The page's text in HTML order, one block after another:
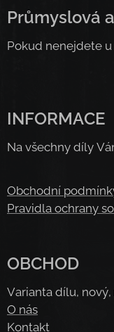
Průmyslová
Pokud nenejdete
INFORMACE
Na všechny díly
Obchodní
Pravidla ochrany
OBCHOD
Varianta dílu,
O nás
Kontakt